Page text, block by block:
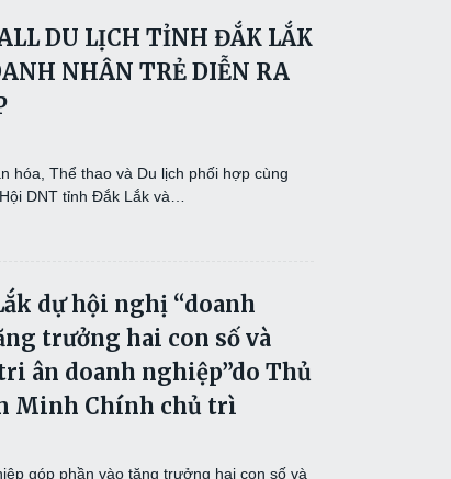
DU LỊCH TỈNH ĐẮK LẮK
NHÂN TRẺ DIỄN RA
hóa, Thể thao và Du lịch phối hợp cùng
DNT tỉnh Đắk Lắk và…
dự hội nghị “doanh
trưởng hai con số và
ân doanh nghiệp”do Thủ
Minh Chính chủ trì
góp phần vào tăng trưởng hai con số và